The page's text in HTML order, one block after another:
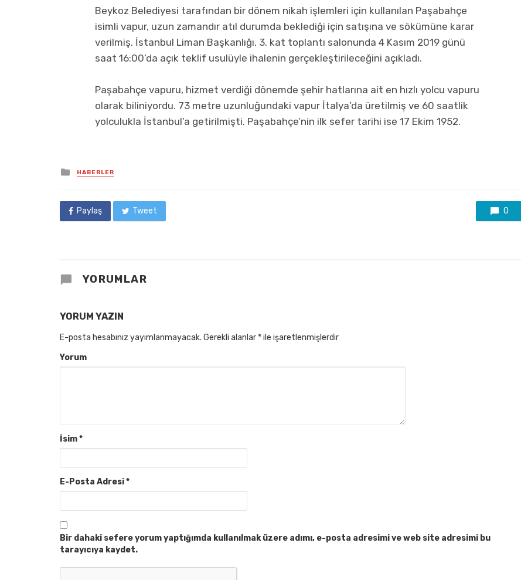
Beykoz Belediyesi tarafından bir dönem nikah işlemleri için kullanılan Paşabahçe
isimli vapur, uzun zamandır atıl durumda beklediği için satışına ve sökümüne karar
verilmiş. İstanbul Liman Başkanlığı, 3. kat toplantı salonunda 4 Kasım 2019 günü
saat 16:00’da açık teklif usulüyle ihalenin gerçekleştirileceğini açıkladı.
Paşabahçe vapuru, hizmet verdiği dönemde şehir hatlarına ait en hızlı yolcu vapuru
olarak biliniyordu. 73 metre uzunluğundaki vapur İtalya’da üretilmiş ve 60 saatlik
yolculukla İstanbul’a getirilmişti. Paşabahçe’nin ilk sefer tarihi ise 17 Ekim 1952.
Posted
in
HABERLER
Paylaş Tweet 0
YORUMLAR
YORUM YAZIN
E-posta hesabınız yayımlanmayacak. Gerekli alanlar *ile işaretlenmişlerdir
Yorum
İsim*
E-Posta Adresi*
Bir dahaki sefere yorum yaptığımda kullanılmak üzere adımı, e-posta adresimi ve web site adresimi bu
tarayıcıya kaydet.